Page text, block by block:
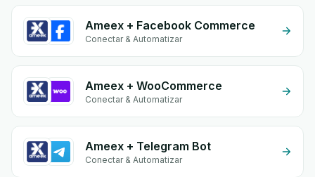
Ameex + Facebook Commerce
Conectar & Automatizar
Ameex + WooCommerce
Conectar & Automatizar
Ameex + Telegram Bot
Conectar & Automatizar